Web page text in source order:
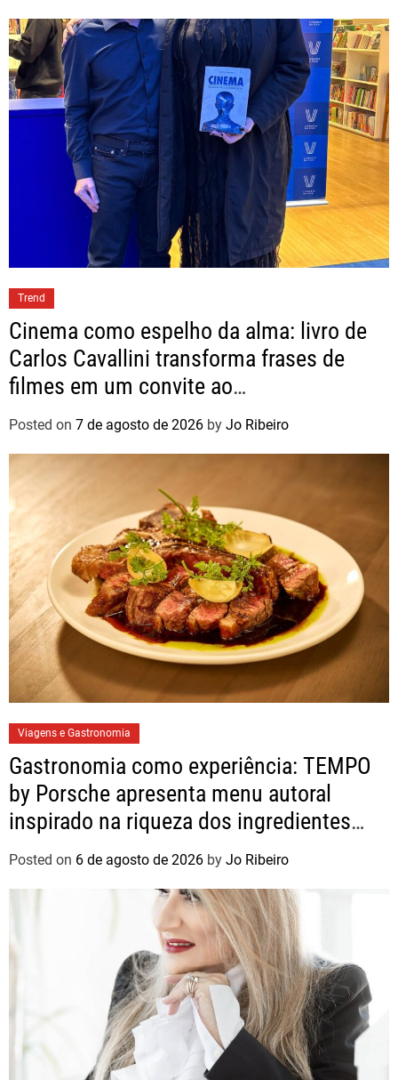
Trend
Cinema como espelho da alma: livro de
Carlos Cavallini transforma frases de
filmes em um convite ao
autoconhecimento
Posted on 7 de agosto de 2026 by Jo Ribeiro
Viagens e Gastronomia
Gastronomia como experiência: TEMPO
by Porsche apresenta menu autoral
inspirado na riqueza dos ingredientes
brasileiros
Posted on 6 de agosto de 2026 by Jo Ribeiro